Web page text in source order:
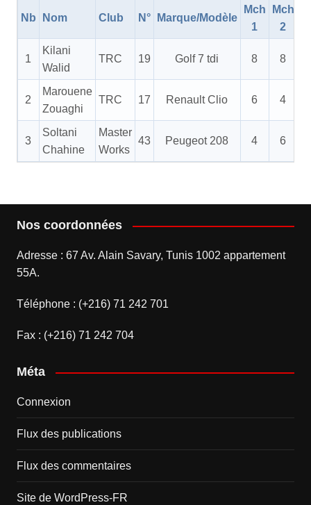
Nb Nom Club N° Marque/Modèle
Mch
1
Mch
2
1
Kilani
Walid
TRC 19 Golf 7 tdi 8 8
2
Marouene
Zouaghi
TRC 17 Renault Clio 6 4
3
Soltani
Chahine
Master
Works
43 Peugeot 208 4 6
Nos coordonnées
Adresse : 67 Av. Alain Savary, Tunis 1002 appartement
55A.
Téléphone : (+216) 71 242 701
Fax : (+216) 71 242 704
Méta
Connexion
Flux des publications
Flux des commentaires
Site de WordPress-FR